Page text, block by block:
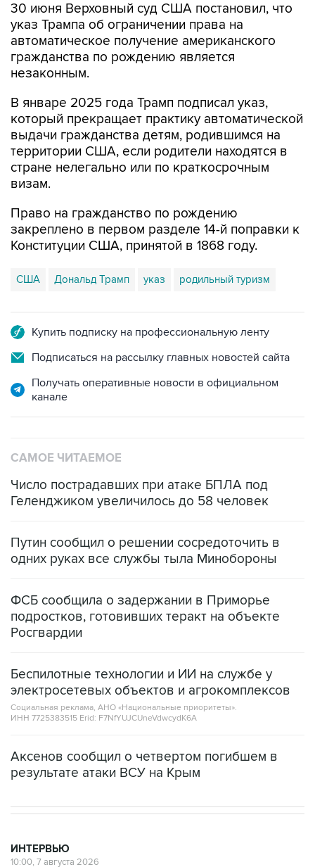
30 июня Верховный суд США постановил, что
указ Трампа об ограничении права на
автоматическое получение американского
гражданства по рождению является
незаконным.
В январе 2025 года Трамп подписал указ,
который прекращает практику автоматической
выдачи гражданства детям, родившимся на
территории США, если родители находятся в
стране нелегально или по краткосрочным
визам.
Право на гражданство по рождению
закреплено в первом разделе 14-й поправки к
Конституции США, принятой в 1868 году.
США Дональд Трамп указ родильный туризм
Купить подписку на профессиональную ленту
Подписаться на рассылку главных новостей сайта
Получать оперативные новости в официальном
канале
САМОЕ ЧИТАЕМОЕ
Число пострадавших при атаке БПЛА под
Геленджиком увеличилось до 58 человек
Путин сообщил о решении сосредоточить в
одних руках все службы тыла Минобороны
ФСБ сообщила о задержании в Приморье
подростков, готовивших теракт на объекте
Росгвардии
Беспилотные технологии и ИИ на службе у
электросетевых объектов и агрокомплексов
Социальная реклама, АНО «Национальные приоритеты».
ИНН 7725383515 Erid: F7NfYUJCUneVdwcydK6A
Аксенов сообщил о четвертом погибшем в
результате атаки ВСУ на Крым
ИНТЕРВЬЮ
10:00, 7 августа 2026